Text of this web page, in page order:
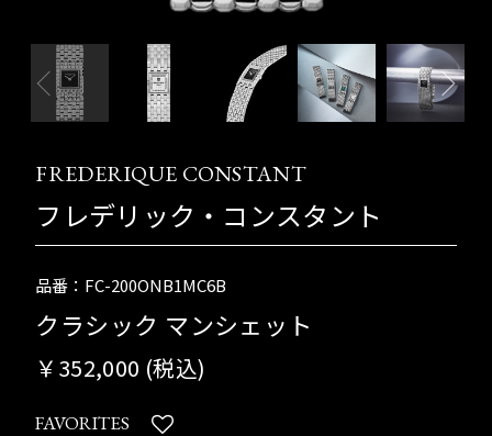
FREDERIQUE CONSTANT
フレデリック・コンスタント
品番：FC-200ONB1MC6B
クラシック マンシェット
￥352,000 (税込)
FAVORITES